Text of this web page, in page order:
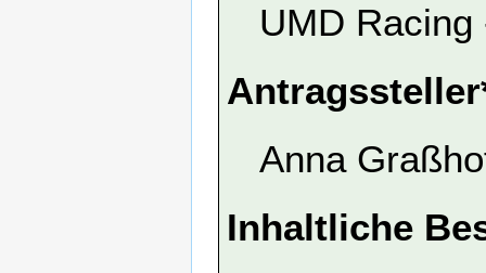
UMD
Anna
Inhaltliche